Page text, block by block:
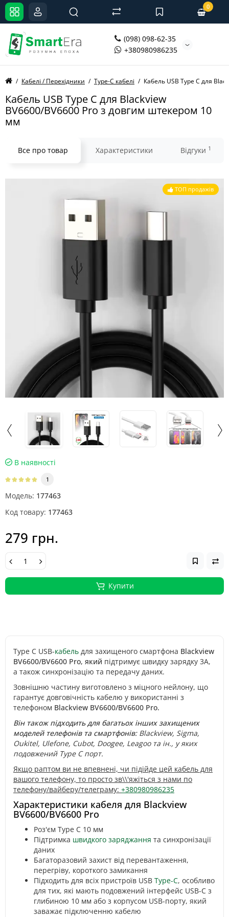
(098) 098-62-35
+380980986235
0
Кабелі / Перехідники Type-C кабелі Кабель USB Type C для
Кабель USB Type C для Blackview
BV6600/BV6600 Pro з довгим штекером 10
мм
Все про товар Характеристики Відгуки 1
ТОП продажів
В наявності
1
Модель: 177463
Код товару: 177463
279 грн.
Купити
Type C USB-кабель для захищеного смартфона Blackview
BV6600/BV6600 Pro, який підтримує швидку зарядку 3А,
а також синхронізацію та передачу даних.
Зовнішню частину виготовлено з міцного нейлону, що
гарантує довговічність кабелю у використанні з
телефоном Blackview BV6600/BV6600 Pro.
Він також підходить для багатьох інших захищених
моделей телефонів та смартфонів:Blackview, Sigma,
Oukitel, Ulefone, Cubot, Doogee, Leagoo та ін., у яких
подовжений Type C порт.
Якщо раптом ви не впевнені, чи підійде цей кабель для
вашого телефону, то просто зв\\'яжіться з нами по
телефону/вайберу/телеграму: +380980986235
Характеристики кабеля для Blackview
BV6600/BV6600 Pro
Роз'єм Type C 10 мм
Підтримка швидкого заряджання та синхронізації
даних
Багаторазовий захист від перевантаження,
перегріву, короткого замикання
Підходить для всіх пристроїв USB Type-C, особливо
для тих, які мають подовжений інтерфейс USB-C з
глибиною 10 мм або з корпусом USB-порту, який
заважає підключенню кабелю